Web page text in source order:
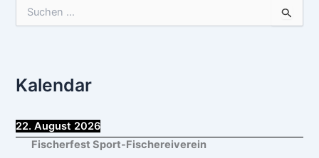
u
n
c
h
Kalendar
22. August 2026
Fischerfest Sport-Fischereiverein